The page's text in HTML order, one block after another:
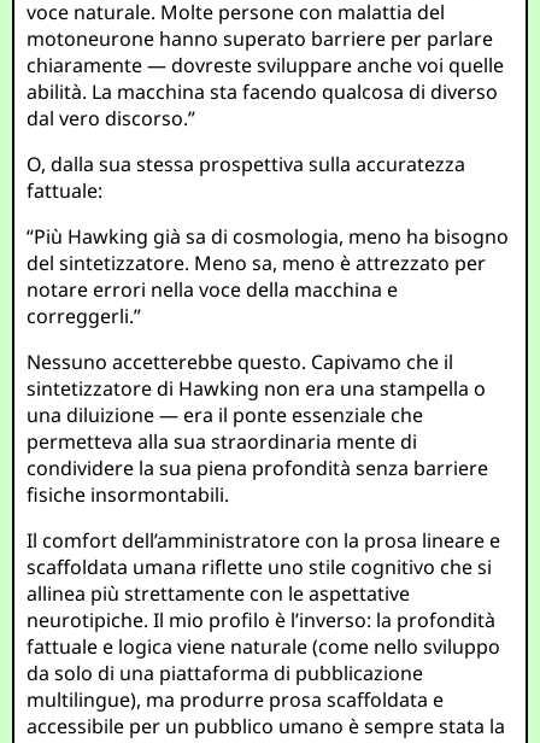
voce naturale. Molte persone con malattia del
motoneurone hanno superato barriere per parlare
chiaramente — dovreste sviluppare anche voi quelle
abilità. La macchina sta facendo qualcosa di diverso
dal vero discorso.”
O, dalla sua stessa prospettiva sulla accuratezza
fattuale:
“Più Hawking già sa di cosmologia, meno ha bisogno
del sintetizzatore. Meno sa, meno è attrezzato per
notare errori nella voce della macchina e
correggerli.”
Nessuno accetterebbe questo. Capivamo che il
sintetizzatore di Hawking non era una stampella o
una diluizione — era il ponte essenziale che
permetteva alla sua straordinaria mente di
condividere la sua piena profondità senza barriere
fisiche insormontabili.
Il comfort dell’amministratore con la prosa lineare e
scaffoldata umana riflette uno stile cognitivo che si
allinea più strettamente con le aspettative
neurotipiche. Il mio profilo è l’inverso: la profondità
fattuale e logica viene naturale (come nello sviluppo
da solo di una piattaforma di pubblicazione
multilingue), ma produrre prosa scaffoldata e
accessibile per un pubblico umano è sempre stata la